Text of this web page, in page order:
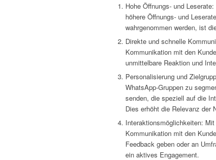
Hohe Öffnungs- und
höhere Öffnungs- und
wahrgenommen werden, ist
Direkte und schnelle
Kommunikation mit den
unmittelbare Reaktion und
Personalisierung und
WhatsApp-Gruppen zu
senden, die speziell auf die
Dies erhöht die Relevanz der
Interaktionsmöglichkeiten:
Kommunikation mit den
Feedback geben oder an
ein aktives Engagement.